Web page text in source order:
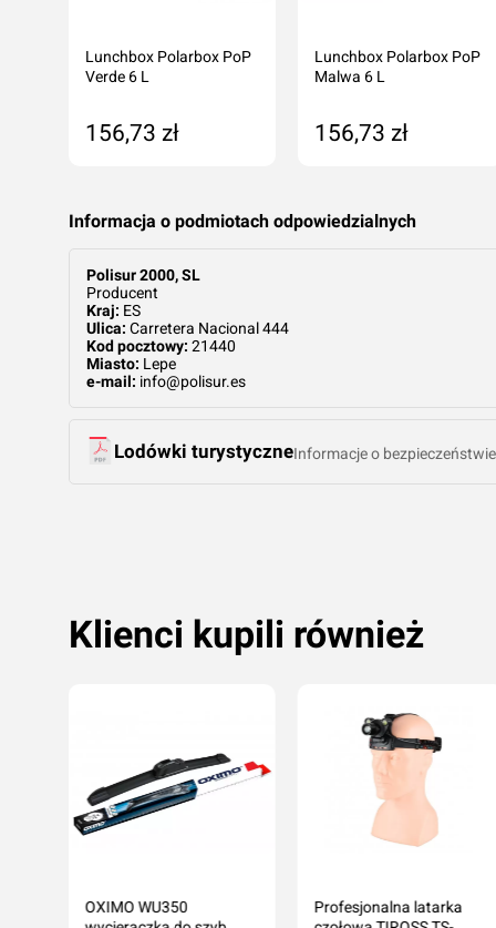
Lunchbox Polarbox PoP
Verde 6 L
156,73 zł
Lunchbox Polarbox PoP
Malwa 6 L
156,73 zł
Informacja o podmiotach odpowiedzialnych
Polisur 2000, SL
Producent
Kraj: ES
Ulica: Carretera Nacional 444
Kod pocztowy: 21440
Miasto: Lepe
e-mail: info@polisur.es
Lodówki turystyczneInformacje o bezpieczeństwie
Klienci kupili również
OXIMO WU350
Profesjonalna latarka